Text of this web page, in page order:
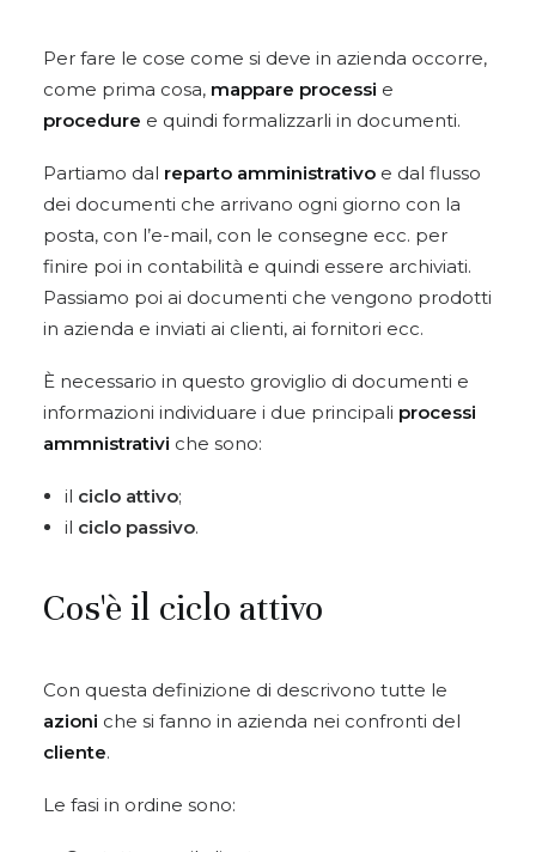
Per fare le cose come si deve in azienda occorre,
come prima cosa, mappare processi e
procedure e quindi formalizzarli in documenti.
Partiamo dal reparto amministrativo e dal flusso
dei documenti che arrivano ogni giorno con la
posta, con l’e-mail, con le consegne ecc. per
finire poi in contabilità e quindi essere archiviati.
Passiamo poi ai documenti che vengono prodotti
in azienda e inviati ai clienti, ai fornitori ecc.
È necessario in questo groviglio di documenti e
informazioni individuare i due principali processi
ammnistrativi che sono:
il ciclo attivo;
il ciclo passivo.
Cos'è il ciclo attivo
Con questa definizione di descrivono tutte le
azioni che si fanno in azienda nei confronti del
cliente.
Le fasi in ordine sono: